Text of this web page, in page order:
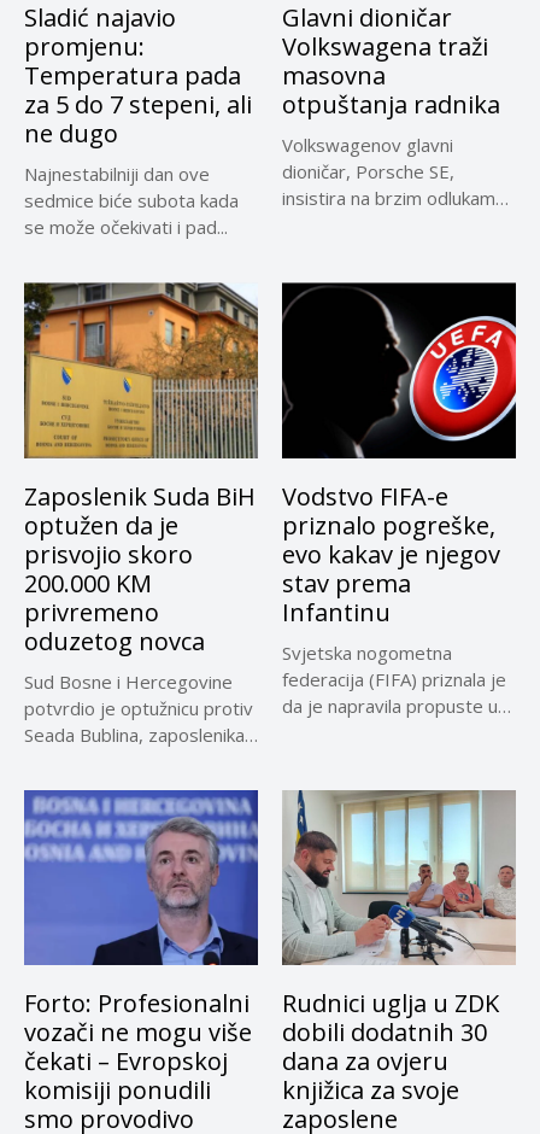
Sladić najavio
promjenu:
Temperatura pada
za 5 do 7 stepeni, ali
ne dugo
Najnestabilniji dan ove
sedmice biće subota kada
se može očekivati i pad...
Glavni dioničar
Volkswagena traži
masovna
otpuštanja radnika
Volkswagenov glavni
dioničar, Porsche SE,
insistira na brzim odlukama
Zaposlenik Suda BiH
optužen da je
prisvojio skoro
200.000 KM
privremeno
oduzetog novca
Sud Bosne i Hercegovine
potvrdio je optužnicu protiv
Seada Bublina, zaposlenika
Vodstvo FIFA-e
priznalo pogreške,
evo kakav je njegov
stav prema
Infantinu
Svjetska nogometna
federacija (FIFA) priznala je
da je napravila propuste u
Forto: Profesionalni
vozači ne mogu više
čekati – Evropskoj
komisiji ponudili
smo provodivo
Rudnici uglja u ZDK
dobili dodatnih 30
dana za ovjeru
knjižica za svoje
zaposlene